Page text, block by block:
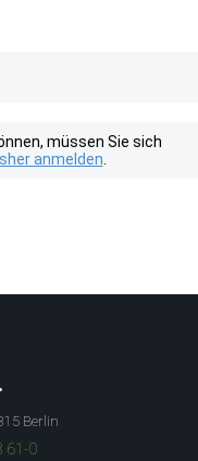
müssen Sie sich
anmelden
Berlin
61-0